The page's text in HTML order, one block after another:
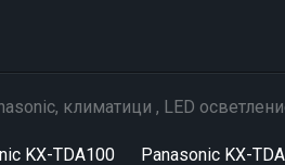
климатици , LED
KX-TDA100
Panasonic KX-